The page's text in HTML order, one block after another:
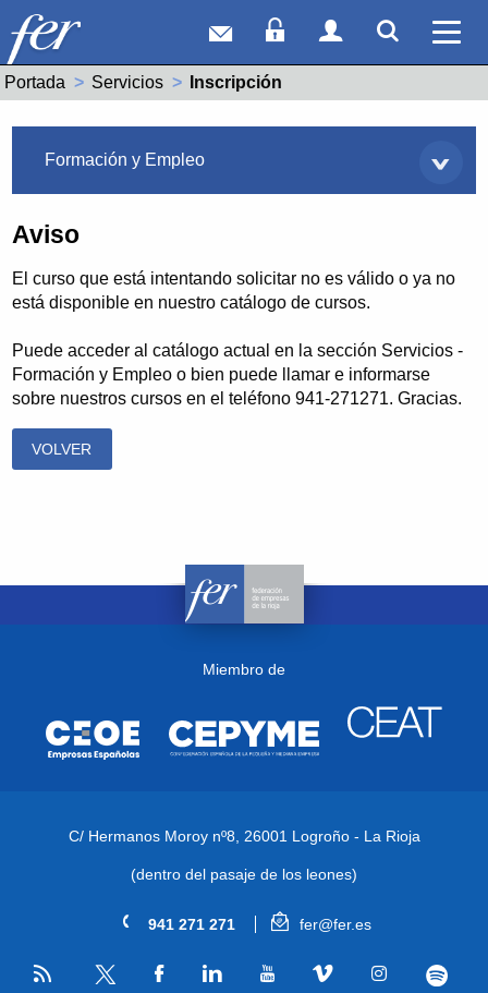
Correo webAcceso Socios
Acceso
Portada Servicios Actual:
Inscripción
Formación y Empleo
Aviso
El curso que está intentando solicitar no es válido o ya no
está disponible en nuestro catálogo de cursos.
Puede acceder al catálogo actual en la sección Servicios -
Formación y Empleo o bien puede llamar e informarse
sobre nuestros cursos en el teléfono 941-271271. Gracias.
VOLVER
Miembro de
C/ Hermanos Moroy nº8, 26001 Logroño - La Rioja
(dentro del pasaje de los leones)
941 271 271 fer@fer.es
RSS